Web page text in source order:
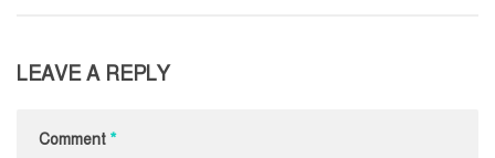
LEAVE A REPLY
Comment *